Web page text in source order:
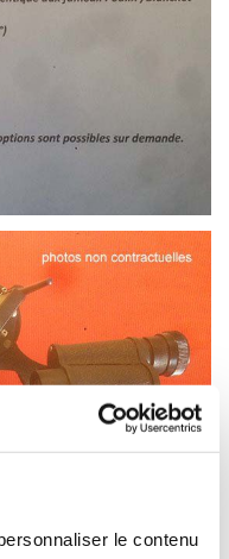
le contenu